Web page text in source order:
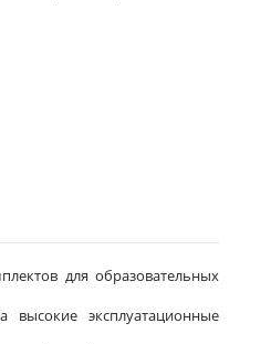
для образовательных
высокие эксплуатационные